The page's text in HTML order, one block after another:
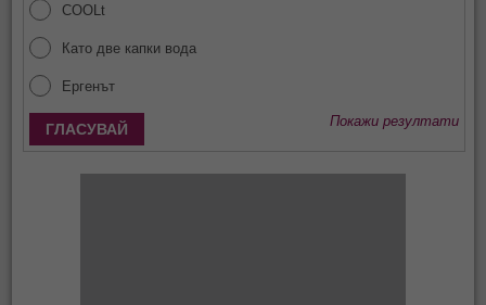
COOLt
Като две капки вода
Ергенът
Покажи резултати